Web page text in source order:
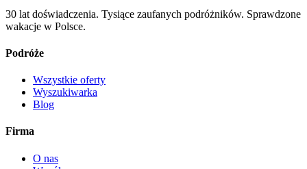
30 lat doświadczenia. Tysiące zaufanych podróżników. Sprawdzone
wakacje w Polsce.
Podróże
Wszystkie oferty
Wyszukiwarka
Blog
Firma
O nas